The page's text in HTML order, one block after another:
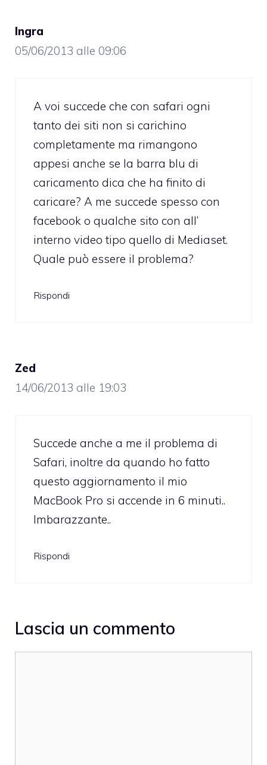
Ingra
05/06/2013 alle 09:06
A voi succede che con safari ogni
tanto dei siti non si carichino
completamente ma rimangono
appesi anche se la barra blu di
caricamento dica che ha finito di
caricare? A me succede spesso con
facebook o qualche sito con all’
interno video tipo quello di Mediaset.
Quale può essere il problema?
Rispondi
Zed
14/06/2013 alle 19:03
Succede anche a me il problema di
Safari, inoltre da quando ho fatto
questo aggiornamento il mio
MacBook Pro si accende in 6 minuti..
Imbarazzante..
Rispondi
Lascia un commento